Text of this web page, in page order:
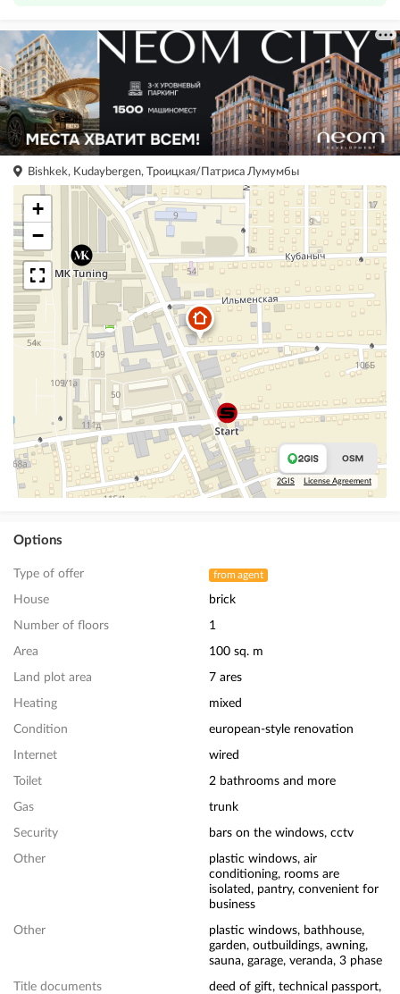
Bishkek, Kudaybergen, Троицкая/Патриса Лумумбы
+
−
2GIS License Agreement
Options
Type of offer from agent
House brick
Number of floors 1
Area 100 sq. m
Land plot area 7 ares
Heating mixed
Condition european-style renovation
Internet wired
Toilet 2 bathrooms and more
Gas trunk
Security bars on the windows, cctv
Other
plastic windows, air
conditioning, rooms are
isolated, pantry, convenient for
business
Other
plastic windows, bathhouse,
garden, outbuildings, awning,
sauna, garage, veranda, 3 phase
Title documents
deed of gift, technical passport,